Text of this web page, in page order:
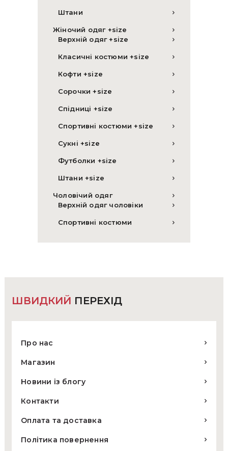
Штани
Жіночий одяг +size
Верхній одяг +size
Класичні костюми +size
Кофти +size
Сорочки +size
Спідниці +size
Спортивні костюми +size
Сукні +size
Футболки +size
Штани +size
Чоловічий одяг
Верхній одяг чоловіки
Спортивні костюми
ШВИДКИЙ ПЕРЕХІД
Про нас
Магазин
Новини із блогу
Контакти
Оплата та доставка
Політика повернення